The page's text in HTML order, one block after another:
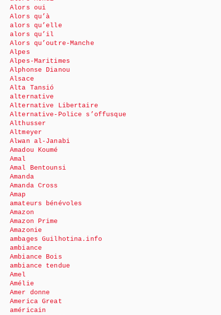
Alors oui
Alors qu’à
alors qu’elle
alors qu’il
Alors qu’outre-Manche
Alpes
Alpes-Maritimes
Alphonse Dianou
Alsace
Alta Tansió
alternative
Alternative Libertaire
Alternative-Police s’offusque
Althusser
Altmeyer
Alwan al-Janabi
Amadou Koumé
Amal
Amal Bentounsi
Amanda
Amanda Cross
Amap
amateurs bénévoles
Amazon
Amazon Prime
Amazonie
ambages Guilhotina.info
ambiance
Ambiance Bois
ambiance tendue
Amel
Amélie
Amer donne
America Great
américain